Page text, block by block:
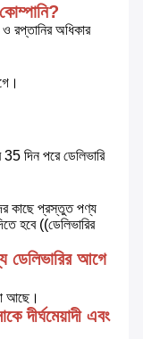
রপ্তানির অধিকার
দিন পরে ডেলিভারি
কাছে প্রস্তুত পণ্য
হবে ((ডেলিভারির
আগে
আছে।
দীর্ঘমেয়াদী এবং